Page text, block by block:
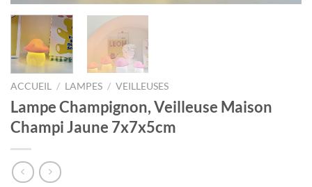
ACCUEIL / LAMPES / VEILLEUSES
Lampe Champignon, Veilleuse Maison
Champi Jaune 7x7x5cm